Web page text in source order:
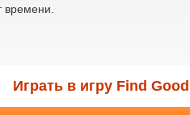
Играть в игру Find